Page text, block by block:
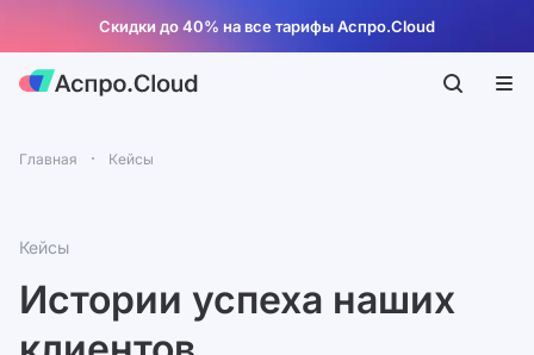
Скидки до 40% на все тарифы Аспро.Cloud
Главная Кейсы
Кейсы
Истории успеха наших